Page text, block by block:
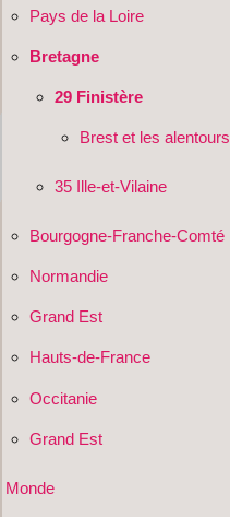
Pays de la Loire
Bretagne
29 Finistère
Brest et les alentours
35 Ille-et-Vilaine
Bourgogne-Franche-Comté
Normandie
Grand Est
Hauts-de-France
Occitanie
Grand Est
Monde